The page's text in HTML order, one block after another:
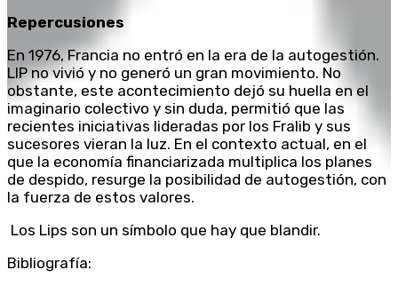
Repercusiones
En 1976, Francia no entró en la era de la autogestión.
LIP no vivió y no generó un gran movimiento. No
obstante, este acontecimiento dejó su huella en el
imaginario colectivo y sin duda, permitió que las
recientes iniciativas lideradas por los Fralib y sus
sucesores vieran la luz. En el contexto actual, en el
que la economía financiarizada multiplica los planes
de despido, resurge la posibilidad de autogestión, con
la fuerza de estos valores.
Los Lips son un símbolo que hay que blandir.
Bibliografía: